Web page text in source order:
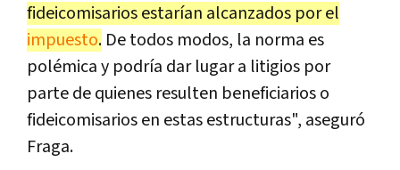
fideicomisarios estarían alcanzados por el
impuesto. De todos modos, la norma es
polémica y podría dar lugar a litigios por
parte de quienes resulten beneficiarios o
fideicomisarios en estas estructuras", aseguró
Fraga.